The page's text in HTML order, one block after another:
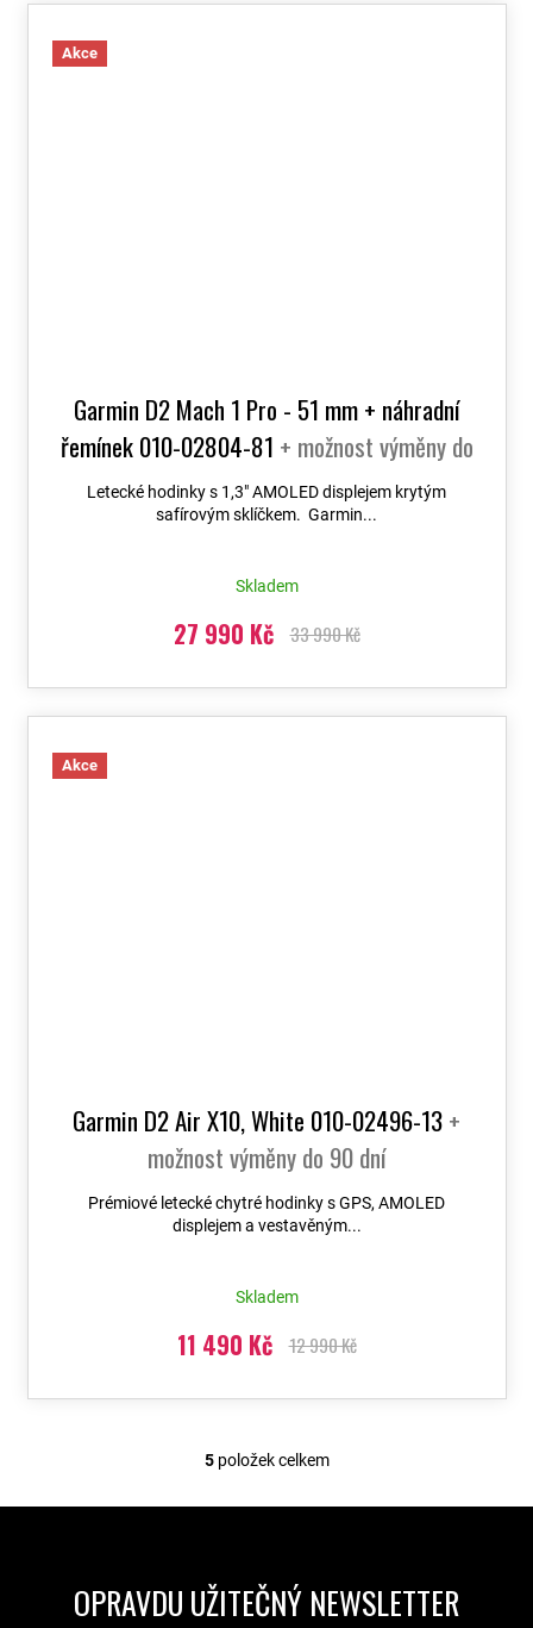
Akce
Garmin D2 Mach 1 Pro - 51 mm + náhradní
řemínek 010-02804-81 + možnost výměny do
90 dní + Topo Czech PRO Voucher
Letecké hodinky s 1,3" AMOLED displejem krytým
safírovým sklíčkem. Garmin...
Skladem
27 990 Kč 33 990 Kč
Akce
Garmin D2 Air X10, White 010-02496-13+
možnost výměny do 90 dní
Prémiové letecké chytré hodinky s GPS, AMOLED
displejem a vestavěným...
Skladem
11 490 Kč 12 990 Kč
O
l
a
c
5položek celkem
OPRAVDU UŽITEČNÝ NEWSLETTER